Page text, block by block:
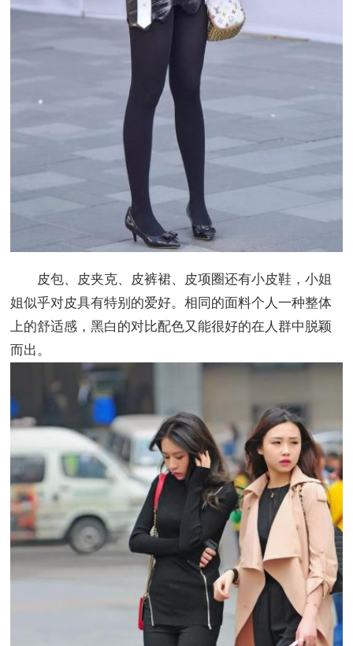
皮包、皮夹克、皮裤裙、皮项圈还有小皮鞋，小姐
姐似乎对皮具有特别的爱好。相同的面料个人一种整体
上的舒适感，黑白的对比配色又能很好的在人群中脱颖
而出。